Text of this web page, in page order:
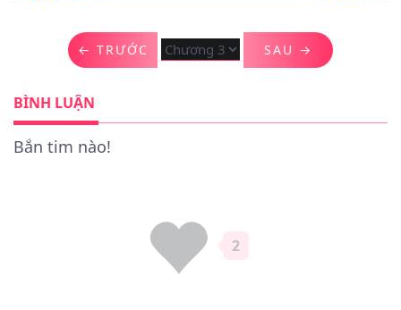
← TRƯỚC SAU →
BÌNH LUẬN
Bắn tim nào!
2